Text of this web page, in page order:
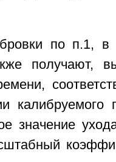
по п.1, в
получают,
калибруемого
значение